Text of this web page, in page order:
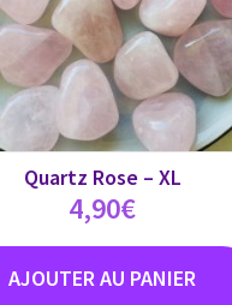
Quartz Rose – XL
4,90€